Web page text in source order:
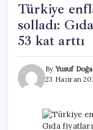
Türkiye
solladı:
53 kat arttı
ByYusuf
23 Haziran